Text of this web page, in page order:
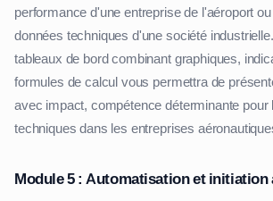
performance d'une entreprise de l'aéroport
données techniques d'une société
tableaux de bord combinant graphiques,
formules de calcul vous permettra de
avec impact, compétence déterminante pour
techniques dans les entreprises
Module 5 : Automatisation et initiation